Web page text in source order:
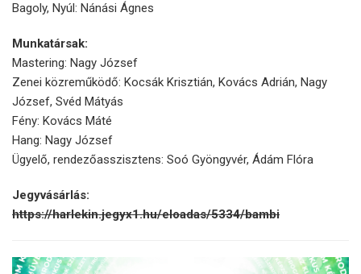
Bagoly, Nyúl: Nánási Ágnes
Munkatársak:
Mastering: Nagy József
Zenei közreműködő: Kocsák Krisztián, Kovács Adrián, Nagy
József, Svéd Mátyás
Fény: Kovács Máté
Hang: Nagy József
Ügyelő, rendezőasszisztens: Soó Gyöngyvér, Ádám Flóra
Jegyvásárlás:
https://harlekin.jegyx1.hu/eloadas/5334/bambi